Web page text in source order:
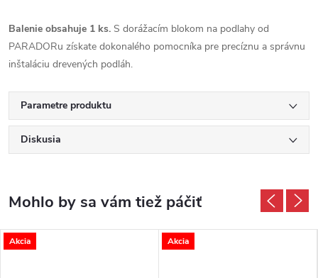
Balenie obsahuje 1 ks. S dorážacím blokom na podlahy od
PARADORu získate dokonalého pomocníka pre precíznu a správnu
inštaláciu drevených podláh.
Parametre produktu
Diskusia
Akcia Akcia